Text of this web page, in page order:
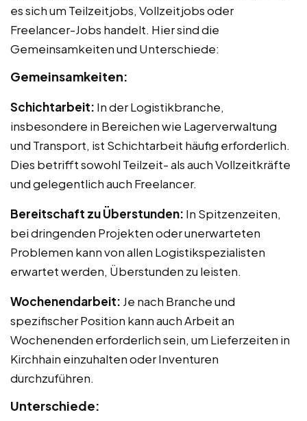
es sich um Teilzeitjobs, Vollzeitjobs oder
Freelancer-Jobs handelt. Hier sind die
Gemeinsamkeiten und Unterschiede:
Gemeinsamkeiten:
Schichtarbeit: In der Logistikbranche,
insbesondere in Bereichen wie Lagerverwaltung
und Transport, ist Schichtarbeit häufig erforderlich.
Dies betrifft sowohl Teilzeit- als auch Vollzeitkräfte
und gelegentlich auch Freelancer.
Bereitschaft zu Überstunden: In Spitzenzeiten,
bei dringenden Projekten oder unerwarteten
Problemen kann von allen Logistikspezialisten
erwartet werden, Überstunden zu leisten.
Wochenendarbeit: Je nach Branche und
spezifischer Position kann auch Arbeit an
Wochenenden erforderlich sein, um Lieferzeiten in
Kirchhain einzuhalten oder Inventuren
durchzuführen.
Unterschiede: